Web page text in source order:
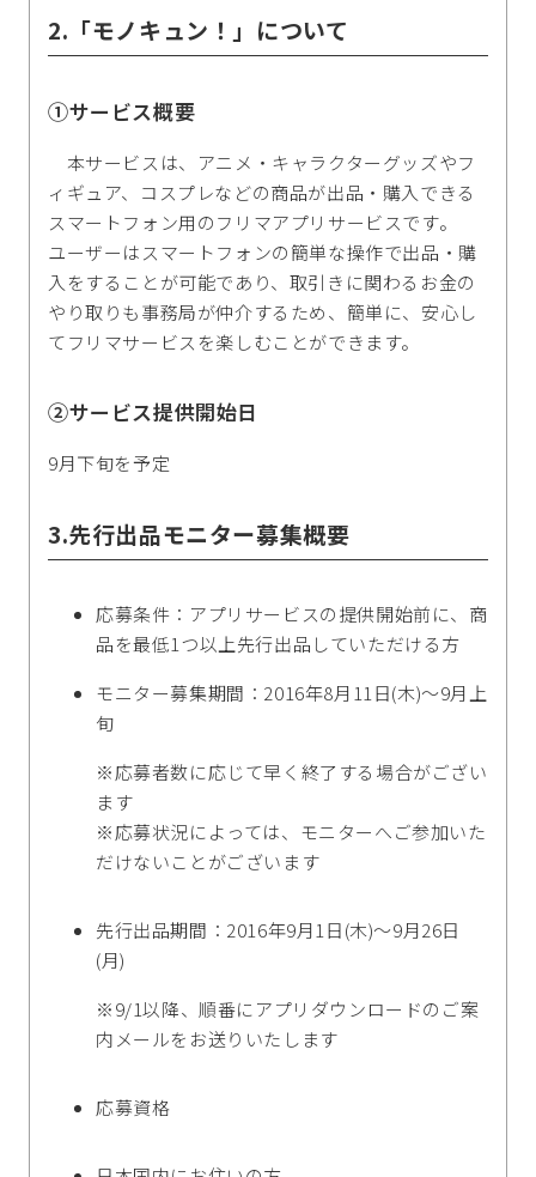
2.「モノキュン！」について
①サービス概要
本サービスは、アニメ・キャラクターグッズやフ
ィギュア、コスプレなどの商品が出品・購入できる
スマートフォン用のフリマアプリサービスです。
ユーザーはスマートフォンの簡単な操作で出品・購
入をすることが可能であり、取引きに関わるお金の
やり取りも事務局が仲介するため、簡単に、安心し
てフリマサービスを楽しむことができます。
②サービス提供開始日
9月下旬を予定
3.先行出品モニター募集概要
応募条件：アプリサービスの提供開始前に、商
品を最低1つ以上先行出品していただける方
モニター募集期間：2016年8月11日(木)～9月上
旬
※応募者数に応じて早く終了する場合がござい
ます
※応募状況によっては、モニターへご参加いた
だけないことがございます
先行出品期間：2016年9月1日(木)～9月26日
(月)
※9/1以降、順番にアプリダウンロードのご案
内メールをお送りいたします
応募資格